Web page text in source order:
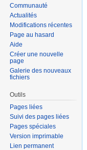
Communauté
Actualités
Modifications récentes
Page au hasard
Aide
Créer une nouvelle
page
Galerie des nouveaux
fichiers
Outils
Pages liées
Suivi des pages liées
Pages spéciales
Version imprimable
Lien permanent